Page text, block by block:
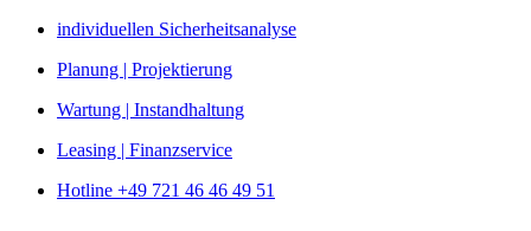
Zum
springen
individuellen Sicherheitsanalyse
Planung | Projektierung
Wartung | Instandhaltung
Leasing | Finanzservice
Hotline +49 721 46 46 49 51